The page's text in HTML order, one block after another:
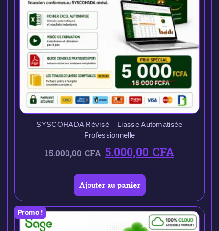
SYSCOHADA Révisé – Liasse Automatisée
Professionnelle
15.000,00CFA 5.000,00CFA
Ajouter au panier
Promo !